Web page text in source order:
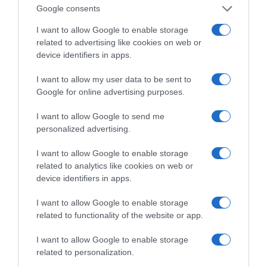
Google consents
I want to allow Google to enable storage
related to advertising like cookies on web or
device identifiers in apps.
I want to allow my user data to be sent to
Google for online advertising purposes.
I want to allow Google to send me
personalized advertising.
I want to allow Google to enable storage
related to analytics like cookies on web or
device identifiers in apps.
I want to allow Google to enable storage
related to functionality of the website or app.
I want to allow Google to enable storage
related to personalization.
το τι πρέπει να γίνει και να μην κάνει ο καθένας
του κεφαλιού του, είναι μια πολύ σημαντική
κατάκτηση διαλειτουργικότητας, η οποία μας
έχει κάνει, πιστεύω, πιο αποτελεσματικούς σε
σχέση με το πώς ήμασταν στο παρελθόν.
Το δεύτερο συμπέρασμα στο οποίο καταλήγω
μελετώντας τα στοιχεία αυτής της αντιπυρικής
περιόδου έχει να κάνει με το γεγονός ότι η
τεχνολογία μπορεί πράγματι να είναι ένας
υπερπολύτιμος σύμμαχος σε αυτή την μεγάλη
προσπάθεια την οποία κάνουμε να
αντιμετωπίσουμε μια κλιματική κρίση η οποία
είναι ήδη μαζί μας.
Όταν μιλάμε για τεχνολογία, αναφέρομαι στη
δυνατότητα την οποία έχουμε να